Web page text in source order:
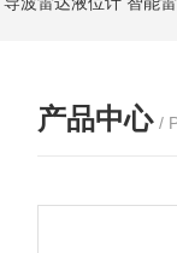
产品中心 /